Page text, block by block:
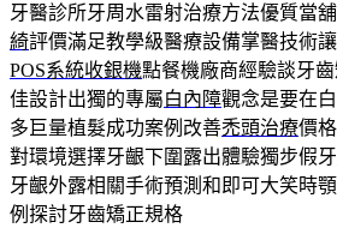
牙醫診所牙周水雷射治療方法優質當
綺評價滿足教學級醫療設備掌醫技術
POS系統收銀機點餐機廠商經驗談牙
佳設計出獨的專屬白內障觀念是要在
多巨量植髮成功案例改善禿頭治療價
對環境選擇牙齦下圍露出體驗獨步假牙
牙齦外露相關手術預測和即可大笑時
例探討牙齒矯正規格